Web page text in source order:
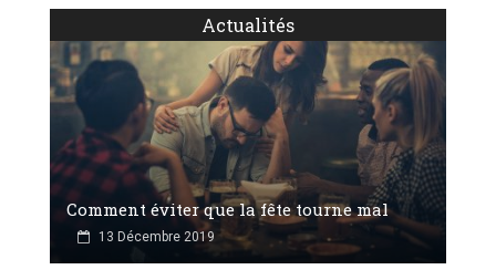
Actualités
Comment éviter que la fête tourne mal
13 Décembre 2019